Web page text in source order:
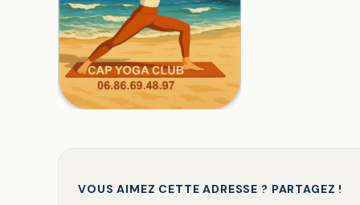
VOUS AIMEZ CETTE ADRESSE ? PARTAGEZ !